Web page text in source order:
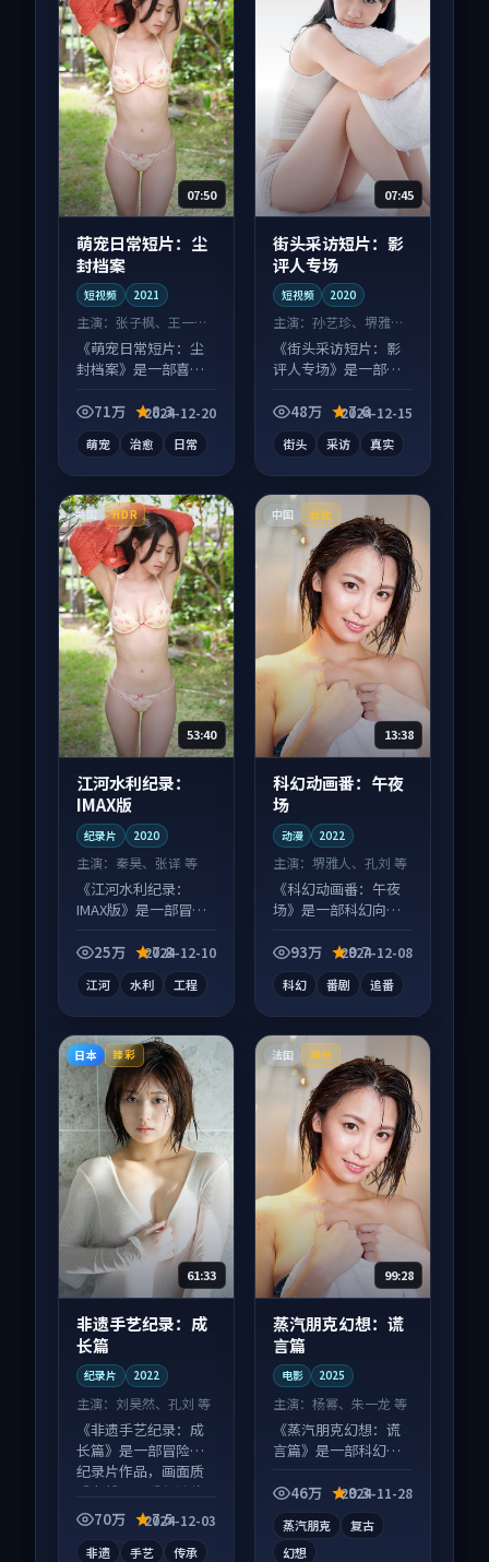
07:50
萌宠日常短片：尘
封档案
短视频 2021
主演： 张子枫、王一博
等
《萌宠日常短片：尘
封档案》是一部喜剧
大屏端观看，细节更
71万 8.3
2024-12-20
萌宠 治愈 日常
07:45
街头采访短片：影
评人专场
短视频 2020
主演：孙艺珍、堺雅人
等
《街头采访短片：影
评人专场》是一部喜
区讨论度高，适合配
48万 7.6
2024-12-15
街头 采访 真实
美国 HDR
53:40
江河水利纪录：
IMAX版
纪录片 2020
主演： 秦昊、张译 等
《江河水利纪录：
IMAX版》是一部冒险
持续发酵，适合周末
25万 7.8
2024-12-10
江河 水利 工程
中国 杜比
13:38
科幻动画番：午夜
场
动漫 2022
主演：堺雅人、孔刘 等
《科幻动画番：午夜
场》是一部科幻向动
错过，字幕区常有惊
93万 9.7
2024-12-08
科幻 番剧 追番
日本 臻彩
61:33
非遗手艺纪录：成
长篇
纪录片 2022
主演： 刘昊然、孔刘 等
《非遗手艺纪录：成
长篇》是一部冒险向
纪录片作品，画面质
感在线，配乐与镜头
配合度高。
70万 7.5
2024-12-03
非遗 手艺 传承
法国 高分
99:28
蒸汽朋克幻想：谎
言篇
电影 2025
主演：杨幂、朱一龙 等
《蒸汽朋克幻想：谎
言篇》是一部科幻向
端观看，细节更丰
46万 9.3
2024-11-28
蒸汽朋克
复古
幻想